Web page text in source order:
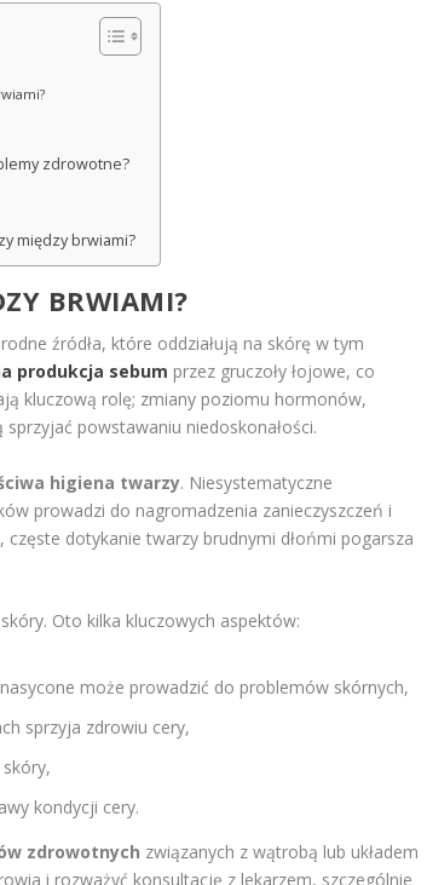
zdrowotne?
między brwiami?
BRWIAMI?
źródła, które oddziałują na skórę w tym
produkcja sebum przez gruczoły łojowe, co
kluczową rolę; zmiany poziomu hormonów,
powstawaniu niedoskonałości.
higiena twarzy. Niesystematyczne
prowadzi do nagromadzenia zanieczyszczeń i
dotykanie twarzy brudnymi dłońmi pogarsza
Oto kilka kluczowych aspektów:
może prowadzić do problemów skórnych,
sprzyja zdrowiu cery,
kondycji cery.
zdrowotnych związanych z wątrobą lub układem
i rozważyć konsultację z lekarzem, szczególnie